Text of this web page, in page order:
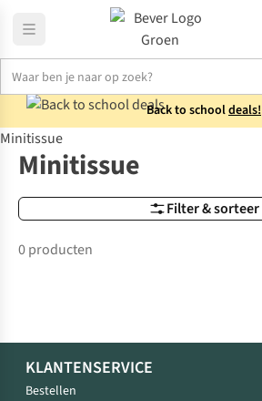
Back to schooldeals!
Merken Minitissue
Minitissue
Filter & sorteer
Minitissue
0 producten
KLANTENSERVICE
Bestellen